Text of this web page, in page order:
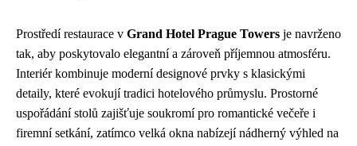
Prostředí restaurace v Grand Hotel Prague Towers je navrženo
tak, aby poskytovalo elegantní a zároveň příjemnou atmosféru.
Interiér kombinuje moderní designové prvky s klasickými
detaily, které evokují tradici hotelového průmyslu. Prostorné
uspořádání stolů zajišťuje soukromí pro romantické večeře i
firemní setkání, zatímco velká okna nabízejí nádherný výhled na